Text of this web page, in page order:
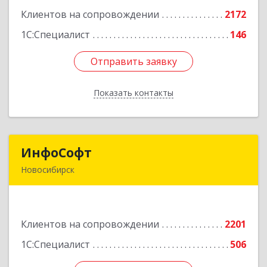
Клиентов на сопровождении
2172
1С:Специалист
146
Отправить заявку
Показать контакты
Подробнее
Отправить заявку
Назад
ИнфоСофт
Новосибирск
Клиентов на сопровождении
2201
1С:Специалист
506
Подробнее